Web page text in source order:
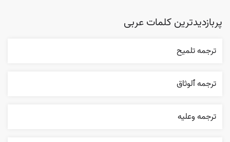
پربازدیدترین کلمات عربی
ترجمه تلميح
ترجمه ٱلوثاق
ترجمه وعليه